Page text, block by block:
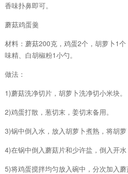
香味扑鼻即可。
蘑菇鸡蛋羹
材料：蘑菇200克，鸡蛋2个，胡萝卜1个
味精、白胡椒粉1小勺。
做法：
1)蘑菇洗净切片，胡萝卜洗净切小米块。
2)鸡蛋打散，葱切末，姜切末备用。
3)锅中倒入水，放入胡萝卜煮熟，将胡萝
4)在锅中倒入蘑菇片和少许盐，倒入开水
5)将鸡蛋搅拌均匀放入碗中，分次加入